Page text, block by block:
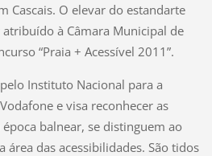
Cascais. O elevar do estandarte
à Câmara Municipal de
“Praia + Acessível 2011”.
Instituto Nacional para a
e visa reconhecer as
balnear, se distinguem ao
área das acessibilidades. São tidos